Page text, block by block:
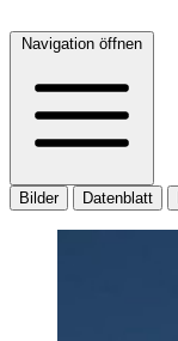
Navigation öffnen
Bilder Datenblatt